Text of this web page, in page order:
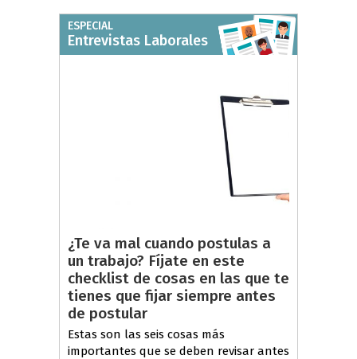
ESPECIAL
Entrevistas Laborales
¿Te va mal cuando postulas a
un trabajo? Fíjate en este
checklist de cosas en las que te
tienes que fijar siempre antes
de postular
Estas son las seis cosas más
importantes que se deben revisar antes